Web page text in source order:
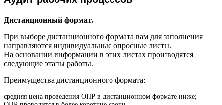
Дистанционный формат.
При выборе дистанционного формата вам для заполнения
направляются индивидуальные опросные листы.
На основании информации в этих листах производятся
следующие этапы работы.
Преимущества дистанционного формата:
средняя цена проведения ОПР в дистанционном формате ниже;